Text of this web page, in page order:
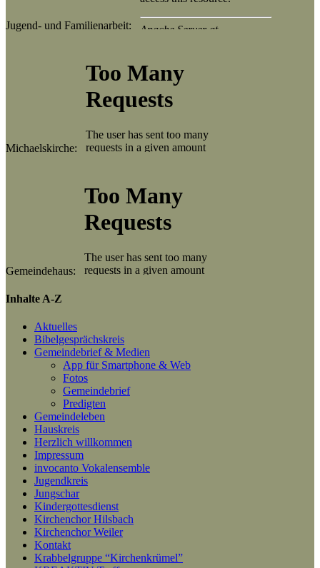
Jugend- und Familienarbeit:
Michaelskirche:
Gemeindehaus:
Inhalte A-Z
Aktuelles
Bibelgesprächskreis
Gemeindebrief & Medien
App für Smartphone & Web
Fotos
Gemeindebrief
Predigten
Gemeindeleben
Hauskreis
Herzlich willkommen
Impressum
invocanto Vokalensemble
Jugendkreis
Jungschar
Kindergottesdienst
Kirchenchor Hilsbach
Kirchenchor Weiler
Kontakt
Krabbelgruppe “Kirchenkrümel”